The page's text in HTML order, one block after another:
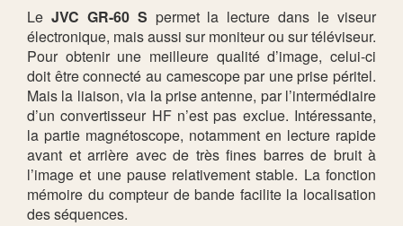
Le JVC GR-60 S permet la lecture dans le viseur
électronique, mais aussi sur moniteur ou sur téléviseur.
Pour obtenir une meilleure qualité d’image, celui-ci
doit être connecté au camescope par une prise péritel.
Mais la liaison, via la prise antenne, par l’intermédiaire
d’un convertisseur HF n’est pas exclue. Intéressante,
la partie magnétoscope, notamment en lecture rapide
avant et arrière avec de très fines barres de bruit à
l’image et une pause relativement stable. La fonction
mémoire du compteur de bande facilite la localisation
des séquences.